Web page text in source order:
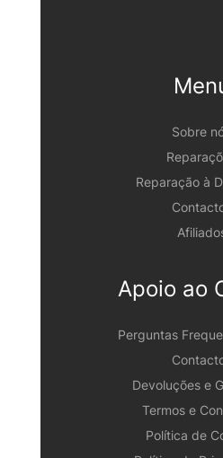
Sobre
Reparação à
Apoio ao
Perguntas
Devoluções e
Termos e
Política de